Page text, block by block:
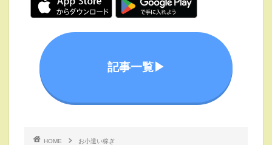
記事一覧▶︎
HOME
お小遣い稼ぎ